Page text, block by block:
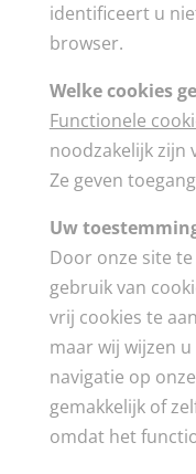
identificeert u
browser.
Welke cookies
Functionele
noodzakelijk zijn
Ze geven
Uw
Door onze site
gebruik van
vrij cookies te
maar wij wijzen
navigatie op
gemakkelijk of
omdat het